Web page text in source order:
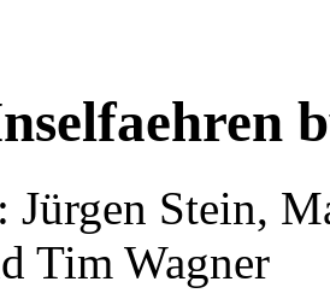
Jürgen Stein,
Tim Wagner